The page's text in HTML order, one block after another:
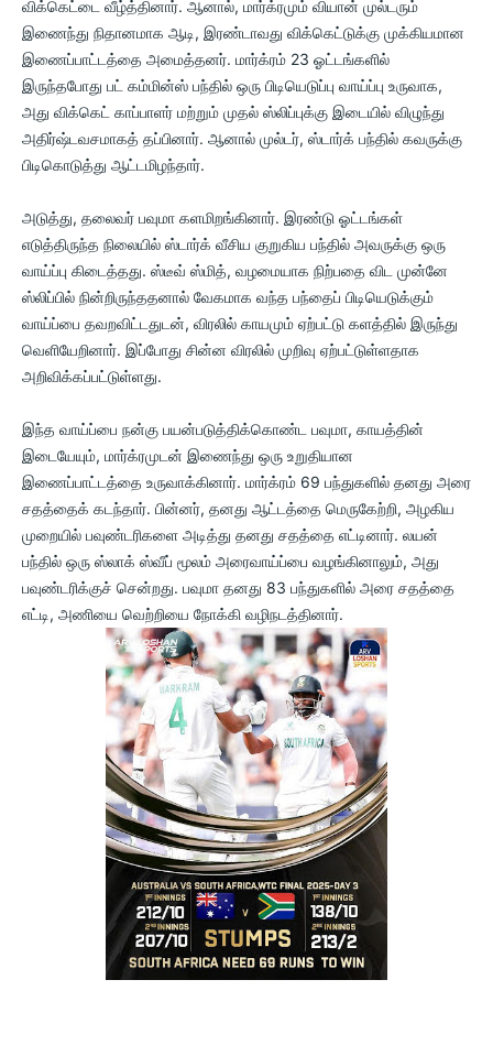
விக்கெட்டை வீழ்த்தினார். ஆனால், மார்க்ரமும் வியான் முல்டரும்
இணைந்து நிதானமாக ஆடி, இரண்டாவது விக்கெட்டுக்கு முக்கியமான
இணைப்பாட்டத்தை அமைத்தனர். மார்க்ரம் 23 ஓட்டங்களில்
இருந்தபோது பட் கம்மின்ஸ் பந்தில் ஒரு பிடியெடுப்பு வாய்ப்பு உருவாக,
அது விக்கெட் காப்பாளர் மற்றும் முதல் ஸ்லிப்புக்கு இடையில் விழுந்து
அதிர்ஷ்டவசமாகத் தப்பினார். ஆனால் முல்டர், ஸ்டார்க் பந்தில் கவருக்கு
பிடிகொடுத்து ஆட்டமிழந்தார்.
அடுத்து, தலைவர் பவுமா களமிறங்கினார். இரண்டு ஓட்டங்கள்
எடுத்திருந்த நிலையில் ஸ்டார்க் வீசிய குறுகிய பந்தில் அவருக்கு ஒரு
வாய்ப்பு கிடைத்தது. ஸ்டீவ் ஸ்மித், வழமையாக நிற்பதை விட முன்னே
ஸ்லிப்பில் நின்றிருந்ததனால் வேகமாக வந்த பந்தைப் பிடியெடுக்கும்
வாய்ப்பை தவறவிட்டதுடன், விரலில் காயமும் ஏற்பட்டு களத்தில் இருந்து
வெளியேறினார். இப்போது சின்ன விரலில் முறிவு ஏற்பட்டுள்ளதாக
அறிவிக்கப்பட்டுள்ளது.
இந்த வாய்ப்பை நன்கு பயன்படுத்திக்கொண்ட பவுமா, காயத்தின்
இடையேயும், மார்க்ரமுடன் இணைந்து ஒரு உறுதியான
இணைப்பாட்டத்தை உருவாக்கினார். மார்க்ரம் 69 பந்துகளில் தனது அரை
சதத்தைக் கடந்தார். பின்னர், தனது ஆட்டத்தை மெருகேற்றி, அழகிய
முறையில் பவுண்டரிகளை அடித்து தனது சதத்தை எட்டினார். லயன்
பந்தில் ஒரு ஸ்லாக் ஸ்வீப் மூலம் அரைவாய்ப்பை வழங்கினாலும், அது
பவுண்டரிக்குச் சென்றது. பவுமா தனது 83 பந்துகளில் அரை சதத்தை
எட்டி, அணியை வெற்றியை நோக்கி வழிநடத்தினார்.